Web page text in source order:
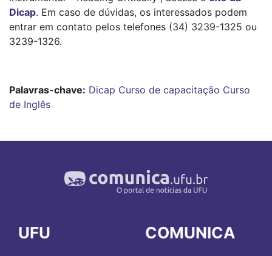
Dicap. Em caso de dúvidas, os interessados podem
entrar em contato pelos telefones (34) 3239-1325 ou
3239-1326.
Palavras-chave: Dicap Curso de capacitação Curso
de Inglês
UFU COMUNICA